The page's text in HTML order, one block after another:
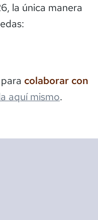
la única manera
colaborar con
aquí mismo.